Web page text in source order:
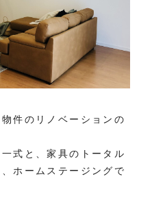
件のリノベーションの
式と、家具のトータル
ホームステージングで